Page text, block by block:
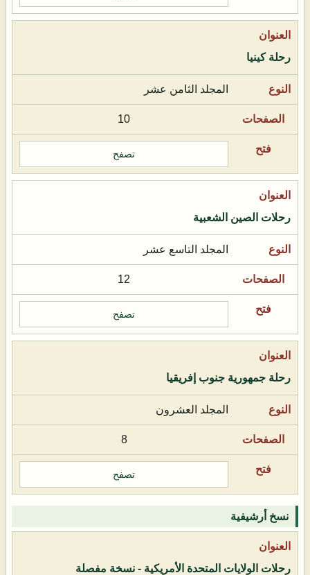
رحلة كينيا
المجلد الثامن عشر
10
تصفح
رحلات الصين الشعبية
المجلد التاسع عشر
12
تصفح
رحلة جمهورية جنوب إفريقيا
المجلد العشرون
8
تصفح
نسخ أرشيفية
رحلات الولايات المتحدة الأمريكية - نسخة مفصلة